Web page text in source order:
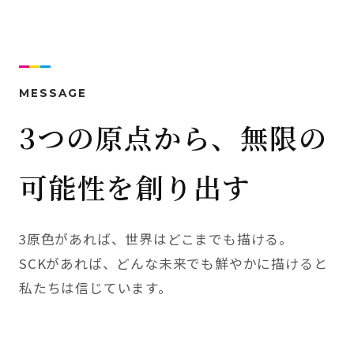
MESSAGE
3つの原点から、無限の
可能性を創り出す
3原色があれば、世界はどこまでも描ける。
SCKがあれば、どんな未来でも鮮やかに描けると
私たちは信じています。